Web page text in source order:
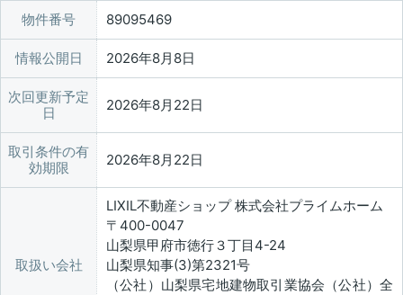
物件番号 89095469
情報公開日 2026年8月8日
次回更新予定
日
2026年8月22日
取引条件の有
効期限
2026年8月22日
取扱い会社
LIXIL不動産ショップ 株式会社プライムホーム
〒400-0047
山梨県甲府市徳行３丁目4-24
山梨県知事(3)第2321号
（公社）山梨県宅地建物取引業協会（公社）全